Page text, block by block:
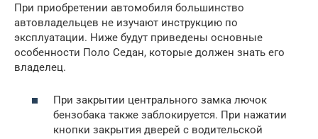
При приобретении автомобиля большинство
автовладельцев не изучают инструкцию по
эксплуатации. Ниже будут приведены основные
особенности Поло Седан, которые должен знать его
владелец.
При закрытии центрального замка лючок
бензобака также заблокируется. При нажатии
кнопки закрытия дверей с водительской